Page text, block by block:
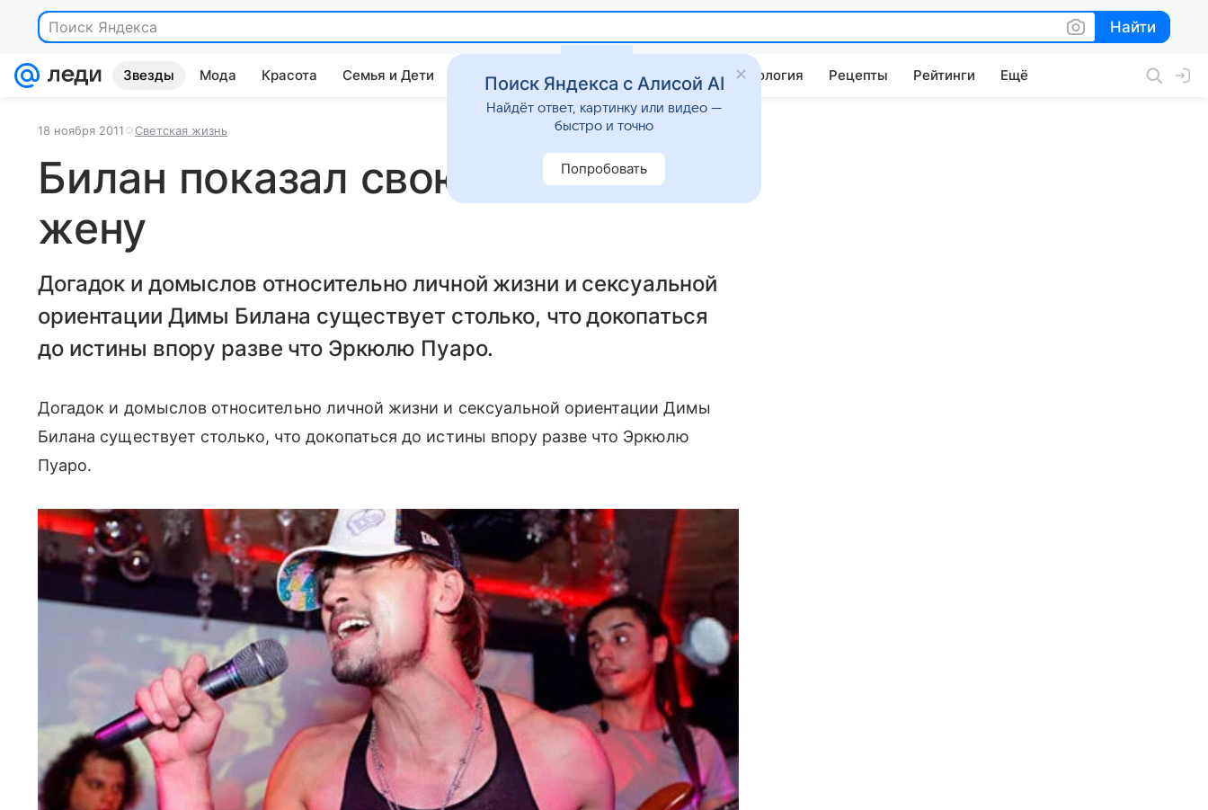
Поиск Яндекса Найти
Найти
Звезды Мода Красота Семья и Дети Дом Гороскопы Стиль жизни Психология Рецепты Рейтинги Ещё
18 ноября 2011 Светская жизнь
Билан показал свою тайную
жену
Догадок и домыслов относительно личной жизни и сексуальной
ориентации Димы Билана существует столько, что докопаться
до истины впору разве что Эркюлю Пуаро.
Догадок и домыслов относительно личной жизни и сексуальной ориентации Димы
Билана существует столько, что докопаться до истины впору разве что Эркюлю
Пуаро.
Поиск Яндекса с Алисой AI
Найдёт ответ, картинку или видео —
быстро и точно
Попробовать